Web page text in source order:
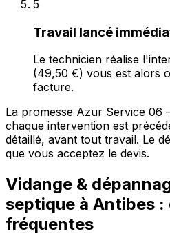
5
Travail lancé
Le technicien réalise
(49,50 €) vous est alors
facture.
La promesse Azur Service 06
chaque intervention est
détaillé, avant tout travail. Le
que vous acceptez le devis.
Vidange &
septique à Antibes
fréquentes